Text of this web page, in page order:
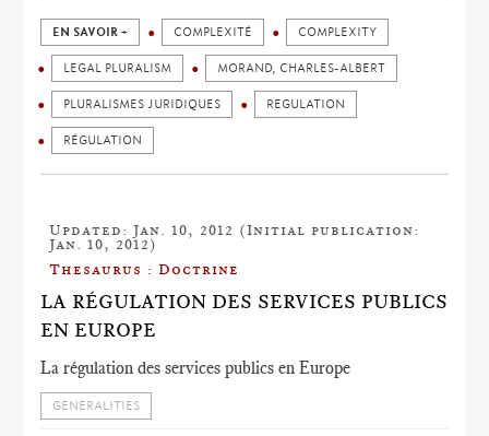
EN SAVOIR + COMPLEXITÉ COMPLEXITY
LEGAL PLURALISM MORAND, CHARLES-ALBERT
PLURALISMES JURIDIQUES REGULATION
RÉGULATION
Updated: Jan. 10, 2012 (Initial publication:
Jan. 10, 2012)
Thesaurus : Doctrine
LA RÉGULATION DES SERVICES PUBLICS
EN EUROPE
La régulation des services publics en Europe
GENERALITIES